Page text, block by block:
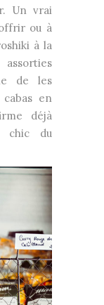
Un vrai
ou à
à la
de les
en
déjà
chic du